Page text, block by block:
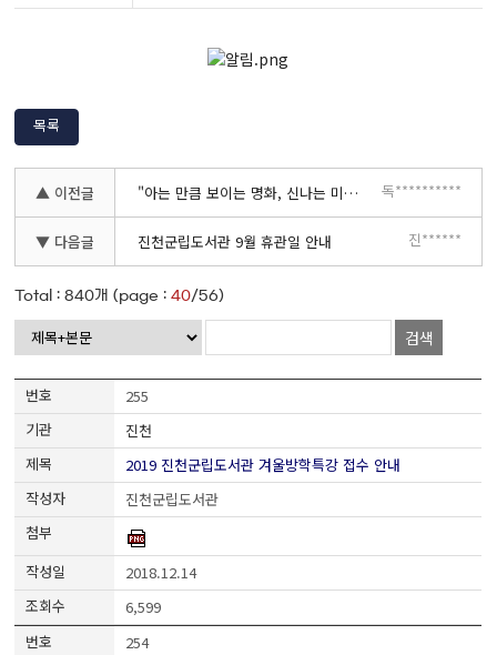
목록
▲ 이전글 "아는 만큼 보이는 명화, 신나는 미술관" 접수 안내 독**********
▼ 다음글 진천군립도서관 9월 휴관일 안내 진******
Total :840개 (page :40/56)
검색
255
진천
2019 진천군립도서관 겨울방학특강 접수 안내
진천군립도서관
2018.12.14
6,599
254